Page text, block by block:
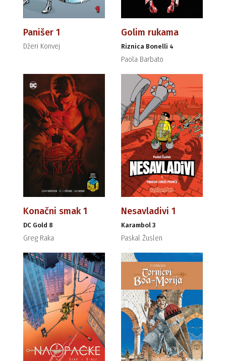
Panišer 1
Džeri Konvej
Golim rukama
Riznica Bonelli 4
Paola Barbato
Konačni smak 1
DC Gold 8
Greg Raka
Nesavladivi 1
Karambol 3
Paskal Žuslen